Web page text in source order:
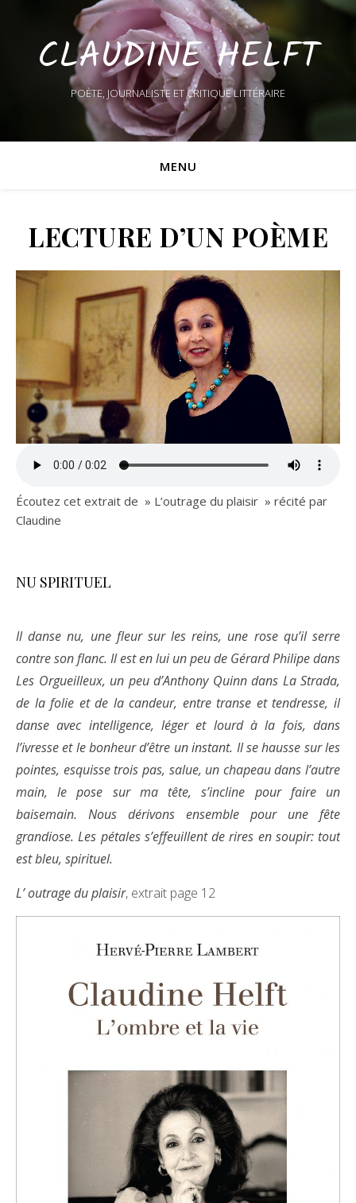
CLAUDINE HELFT
POÈTE, JOURNALISTE ET CRITIQUE LITTÉRAIRE
MENU
LECTURE D’UN POÈME
Écoutez cet extrait de » L’outrage du plaisir » récité par
Claudine
NU SPIRITUEL
Il danse nu, une fleur sur les reins, une rose qu’il serre
contre son flanc. Il est en lui un peu de Gérard Philipe dans
Les Orgueilleux, un peu d’Anthony Quinn dans La Strada,
de la folie et de la candeur, entre transe et tendresse, il
danse avec intelligence, léger et lourd à la fois, dans
l’ivresse et le bonheur d’être un instant. Il se hausse sur les
pointes, esquisse trois pas, salue, un chapeau dans l’autre
main, le pose sur ma tête, s’incline pour faire un
baisemain. Nous dérivons ensemble pour une fête
grandiose. Les pétales s’effeuillent de rires en soupir: tout
est bleu, spirituel.
L’ outrage du plaisir, extrait page 12